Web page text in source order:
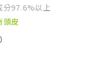
分97.6%以上
頭皮